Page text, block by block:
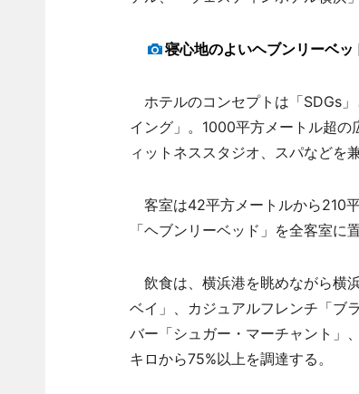
寝心地のよいヘブンリーベ
ホテルのコンセプトは「SDGs
イング」。1000平方メートル超
ィットネススタジオ、スパなどを
客室は42平方メートルから210
「ヘブンリーベッド」を全客室に置
飲食は、横浜港を眺めながら横
ベイ」、カジュアルフレンチ「ブ
バー「シュガー・マーチャント」
キロから75%以上を調達する。